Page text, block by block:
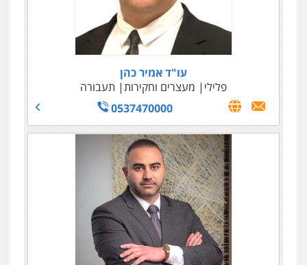
עו"ד אמיר כהן
פלילי
מעצרים וחקירות
תעבורה
0537470000